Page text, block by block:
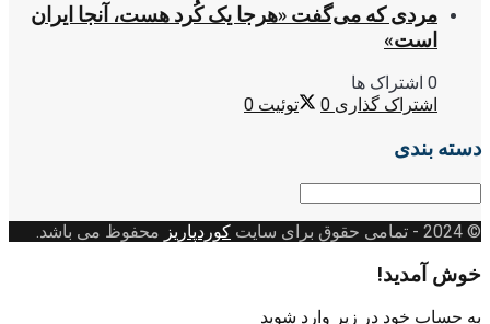
مردی که می‌گفت «هرجا یک کُرد هست، آنجا ایران
است»
0 اشتراک ها
اشتراک گذاری 0 توئیت 0
دسته بندی
دسته
© 2024
- تمامی حقوق برای سایت کوردپاریز محفوظ می باشد.
خوش آمدید!
به حساب خود در زیر وارد شوید